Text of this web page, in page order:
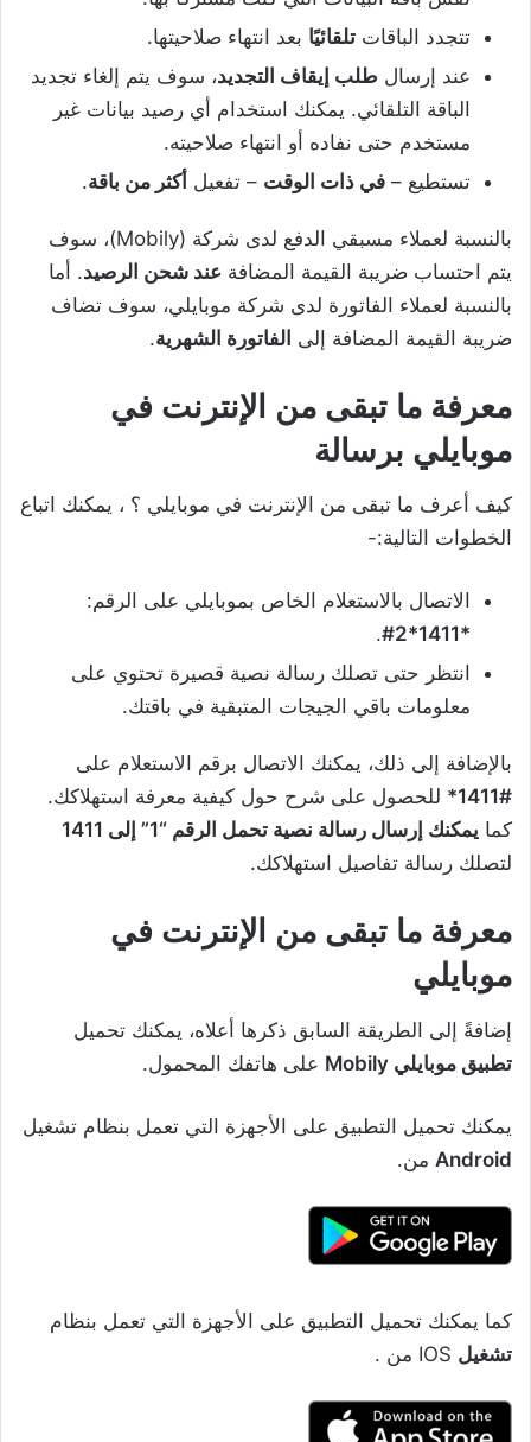
تتجدد الباقات تلقائيًا بعد انتهاء صلاحيتها.
عند إرسال طلب إيقاف التجديد، سوف يتم إلغاء تجديد
الباقة التلقائي. يمكنك استخدام أي رصيد بيانات غير
مستخدم حتى نفاده أو انتهاء صلاحيته.
تستطيع – في ذات الوقت – تفعيل أكثر من باقة.
بالنسبة لعملاء مسبقي الدفع لدى شركة (Mobily)، سوف
يتم احتساب ضريبة القيمة المضافة عند شحن الرصيد. أما
بالنسبة لعملاء الفاتورة لدى شركة موبايلي، سوف تضاف
ضريبة القيمة المضافة إلى الفاتورة الشهرية.
معرفة ما تبقى من الإنترنت في
موبايلي برسالة
كيف أعرف ما تبقى من الإنترنت في موبايلي ؟ ، يمكنك اتباع
الخطوات التالية:-
الاتصال بالاستعلام الخاص بموبايلي على الرقم:
*1411*2#
.
انتظر حتى تصلك رسالة نصية قصيرة تحتوي على
معلومات باقي الجيجات المتبقية في باقتك.
بالإضافة إلى ذلك، يمكنك الاتصال برقم الاستعلام على
#1411*
للحصول على شرح حول كيفية معرفة استهلاكك.
كما يمكنك إرسال رسالة نصية تحمل الرقم “1” إلى 1411
لتصلك رسالة تفاصيل استهلاكك.
معرفة ما تبقى من الإنترنت في
موبايلي
إضافةً إلى الطريقة السابق ذكرها أعلاه، يمكنك تحميل
تطبيق موبايلي Mobily
على هاتفك المحمول.
يمكنك تحميل التطبيق على الأجهزة التي تعمل بنظام تشغيل
Android من.
كما يمكنك تحميل التطبيق على الأجهزة التي تعمل بنظام
تشغيل